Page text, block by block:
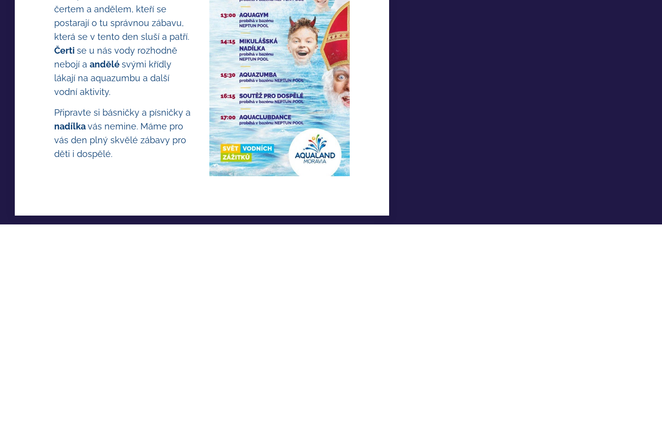
čertem a andělem, kteří se
postarají o tu správnou zábavu,
která se v tento den sluší a patří.
Čerti se u nás vody rozhodně
nebojí a andělésvými křídly
lákají na aquazumbu a další
vodní aktivity.
Připravte si básničky a písničky a
nadílkavás nemine. Máme pro
vás den plný skvělé zábavy pro
děti i dospělé.